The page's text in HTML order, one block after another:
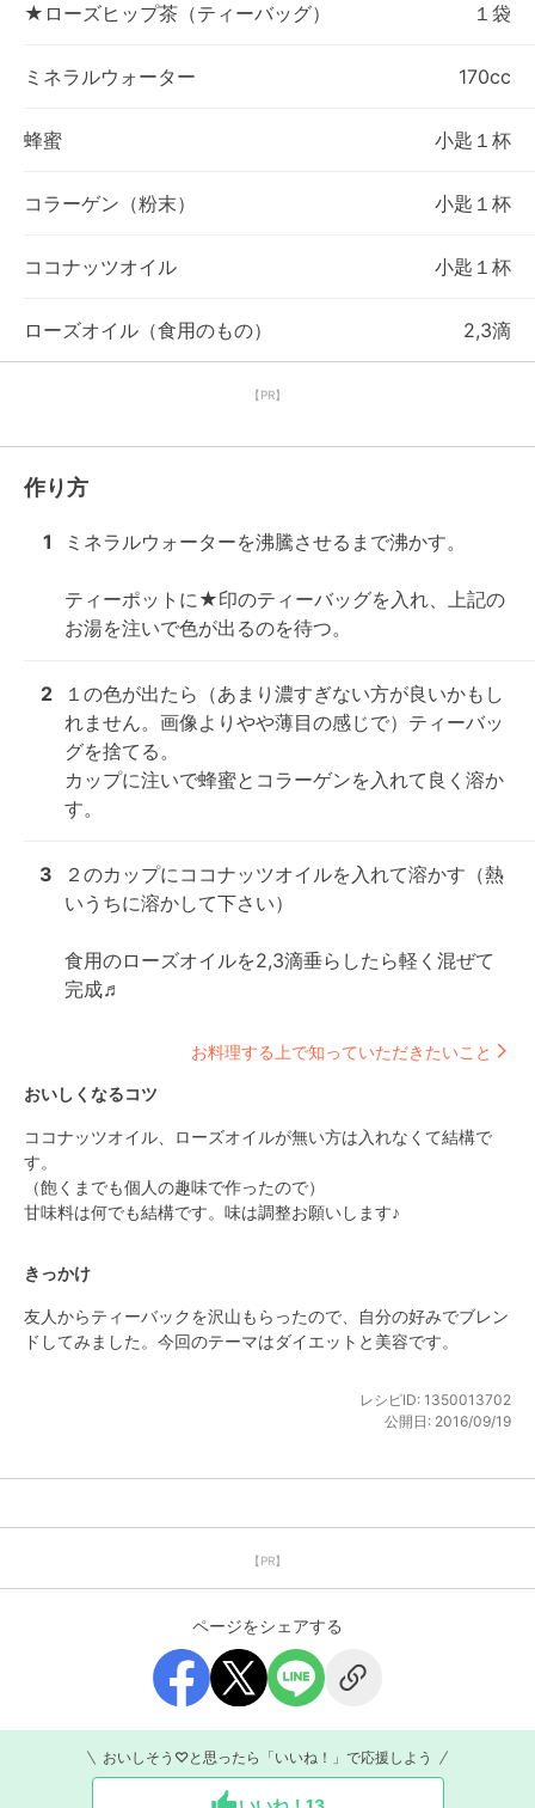
★ローズヒップ茶（ティーバッグ） １袋
ミネラルウォーター 170cc
蜂蜜 小匙１杯
コラーゲン（粉末） 小匙１杯
ココナッツオイル 小匙１杯
ローズオイル（食用のもの） 2,3滴
【PR】
作り方
1 ミネラルウォーターを沸騰させるまで沸かす。
ティーポットに★印のティーバッグを入れ、上記の
お湯を注いで色が出るのを待つ。
2
１の色が出たら（あまり濃すぎない方が良いかもし
れません。画像よりやや薄目の感じで）ティーバッ
グを捨てる。
カップに注いで蜂蜜とコラーゲンを入れて良く溶か
す。
3
２のカップにココナッツオイルを入れて溶かす（熱
いうちに溶かして下さい）
食用のローズオイルを2,3滴垂らしたら軽く混ぜて
完成♬
お料理する上で知っていただきたいこと
おいしくなるコツ
ココナッツオイル、ローズオイルが無い方は入れなくて結構で
す。
（飽くまでも個人の趣味で作ったので）
甘味料は何でも結構です。味は調整お願いします♪
きっかけ
友人からティーバックを沢山もらったので、自分の好みでブレン
ドしてみました。今回のテーマはダイエットと美容です。
レシピID: 1350013702
公開日: 2016/09/19
【PR】
ページをシェアする
おいしそう♡と思ったら「いいね！」で応援しよう